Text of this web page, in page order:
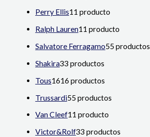
Perry Ellis11 producto
Ralph Lauren11 producto
Salvatore Ferragamo55 productos
Shakira33 productos
Tous1616 productos
Trussardi55 productos
Van Cleef11 producto
Victor&Rolf33 productos